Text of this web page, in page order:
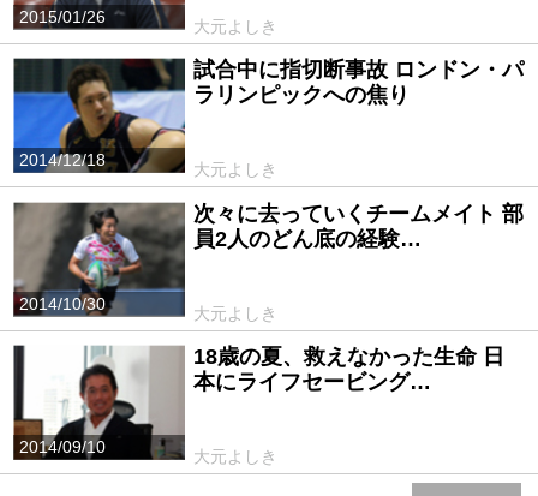
2015/01/26
大元よしき
2014/12/18
試合中に指切断事故 ロンドン・パ
ラリンピックへの焦り
大元よしき
2014/10/30
次々に去っていくチームメイト 部
員2人のどん底の経験…
大元よしき
2014/09/10
18歳の夏、救えなかった生命 日
本にライフセービング…
大元よしき